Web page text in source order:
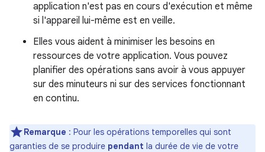
application n'est pas en cours d'exécution et même
si l'appareil lui-même est en veille.
Elles vous aident à minimiser les besoins en
ressources de votre application. Vous pouvez
planifier des opérations sans avoir à vous appuyer
sur des minuteurs ni sur des services fonctionnant
en continu.
Remarque : Pour les opérations temporelles qui sont
garanties de se produire pendant la durée de vie de votre